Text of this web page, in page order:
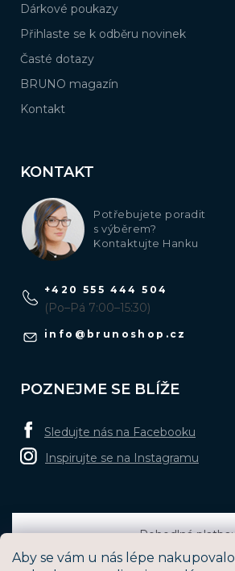
Aby se vám u nás lépe
Dárkové poukazy
Přihlaste se k odběru novinek
Časté dotazy
BRUNO magazín
Kontakt
KONTAKT
Potřebujete poradit
s výběrem?
Kontaktujte Hanku
info @ brunoshop.cz
+420 555 444 504
(Po–Pá 7:00–15:30)
POZNEJME SE BLÍŽE
Sledujte nás na Facebooku
Inspirujte se na Instagramu
Pohodlná platba: